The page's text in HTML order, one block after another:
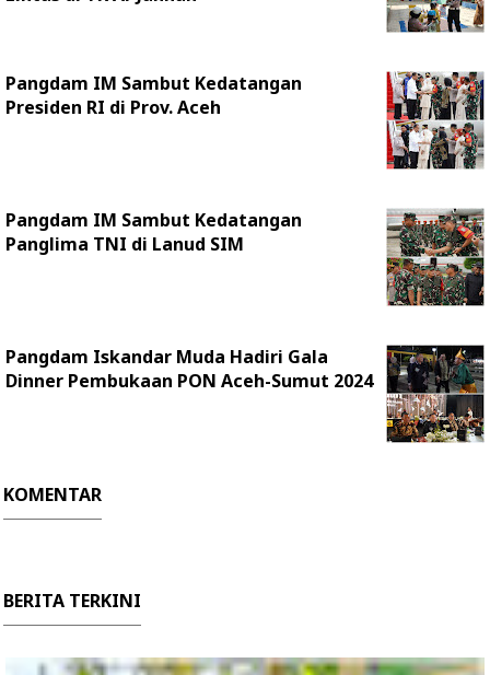
Pangdam IM Sambut Kedatangan
Presiden RI di Prov. Aceh
Pangdam IM Sambut Kedatangan
Panglima TNI di Lanud SIM
Pangdam Iskandar Muda Hadiri Gala
Dinner Pembukaan PON Aceh-Sumut 2024
KOMENTAR
BERITA TERKINI